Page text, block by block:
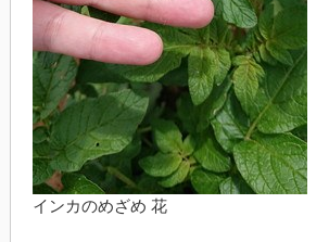
インカのめざめ 花